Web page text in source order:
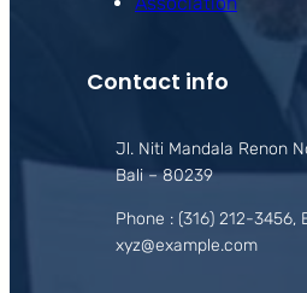
Contact info
Jl. Niti Mandala Renon
Bali – 80239
Phone : (316) 212-3456,
xyz@example.com